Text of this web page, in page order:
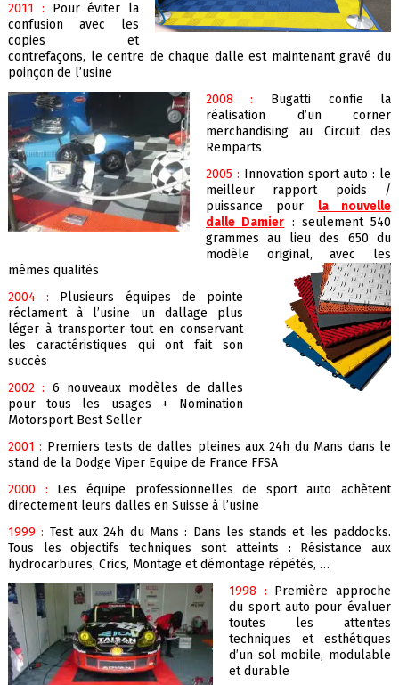
2011 :
Pour éviter la
confusion avec les
copies et
contrefaçons, le centre de chaque dalle est maintenant gravé du
poinçon de l’usine
2008 :
Bugatti confie la
réalisation d’un corner
merchandising au Circuit des
Remparts
2005 : Innovation sport auto : le
meilleur rapport poids /
puissance pour
la nouvelle
dalle Damier : seulement 540
grammes au lieu des 650 du
modèle original, avec les
mêmes qualités
2004 :
Plusieurs équipes de pointe
réclament à l’usine un dallage plus
léger à transporter tout en conservant
les caractéristiques qui ont fait son
succès
2002 : 6 nouveaux modèles de dalles
pour tous les usages + Nomination
Motorsport Best Seller
2001 : Premiers tests de dalles pleines aux 24h du Mans dans le
stand de la Dodge Viper Equipe de France FFSA
2000 : Les équipe professionnelles de sport auto achètent
directement leurs dalles en Suisse à l’usine
1999 : Test aux 24h du Mans : Dans les stands et les paddocks.
Tous les objectifs techniques sont atteints : Résistance aux
hydrocarbures, Crics, Montage et démontage répétés, …
1998 : Première approche
du sport auto pour évaluer
toutes les attentes
techniques et esthétiques
d’un sol mobile, modulable
et durable